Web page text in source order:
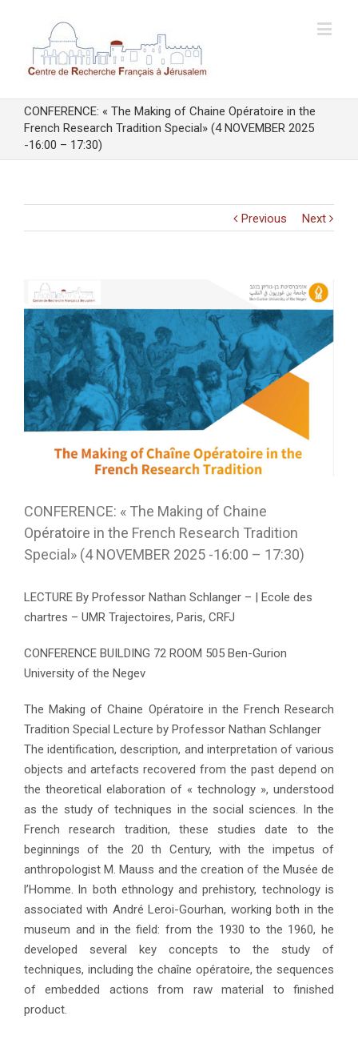
CONFERENCE: « The Making of Chaine Opératoire in the
French Research Tradition Special» (4 NOVEMBER 2025
-16:00 – 17:30)
Previous Next
View
Larger
Image
CONFERENCE: « The Making of Chaine
Opératoire in the French Research Tradition
Special» (4 NOVEMBER 2025 -16:00 – 17:30)
LECTURE By Professor Nathan Schlanger – | Ecole des
chartres – UMR Trajectoires, Paris, CRFJ
CONFERENCE BUILDING 72 ROOM 505 Ben-Gurion
University of the Negev
The Making of Chaine Opératoire in the French Research
Tradition Special Lecture by Professor Nathan Schlanger
The identification, description, and interpretation of various
objects and artefacts recovered from the past depend on
the theoretical elaboration of « technology », understood
as the study of techniques in the social sciences. ln the
French research tradition, these studies date to the
beginnings of the 20 th Century, with the impetus of
anthropologist M. Mauss and the creation of the Musée de
l’Homme. ln both ethnology and prehistory, technology is
associated with André Leroi-Gourhan, working both in the
museum and in the field: from the 1930 to the 1960, he
developed several key concepts to the study of
techniques, including the chaîne opératoire, the sequences
of embedded actions from raw material to finished
product.